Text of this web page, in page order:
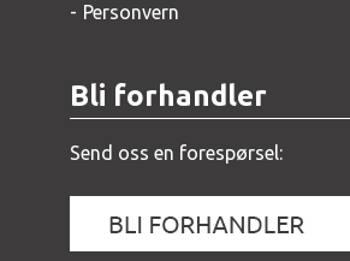
Personvern
Bli forhandler
Send oss en forespørsel: